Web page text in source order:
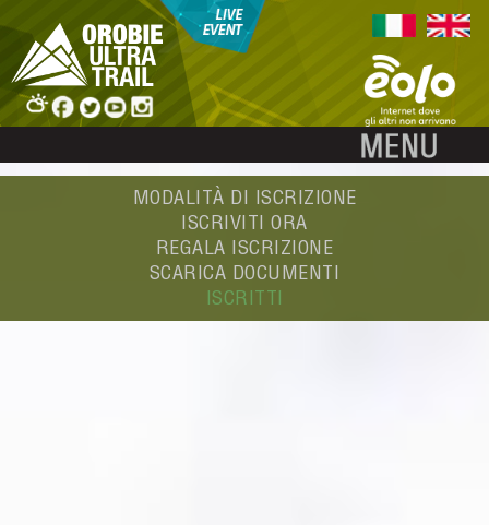
MODALITÀ DI ISCRIZIONE
ISCRIVITI ORA
REGALA ISCRIZIONE
SCARICA DOCUMENTI
ISCRITTI